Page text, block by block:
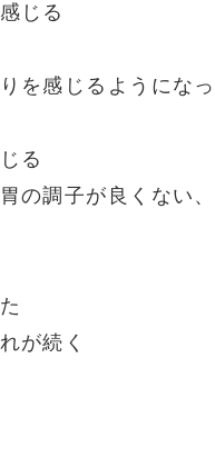
じる
を感じるようにな
る
の調子が良くない
が続く